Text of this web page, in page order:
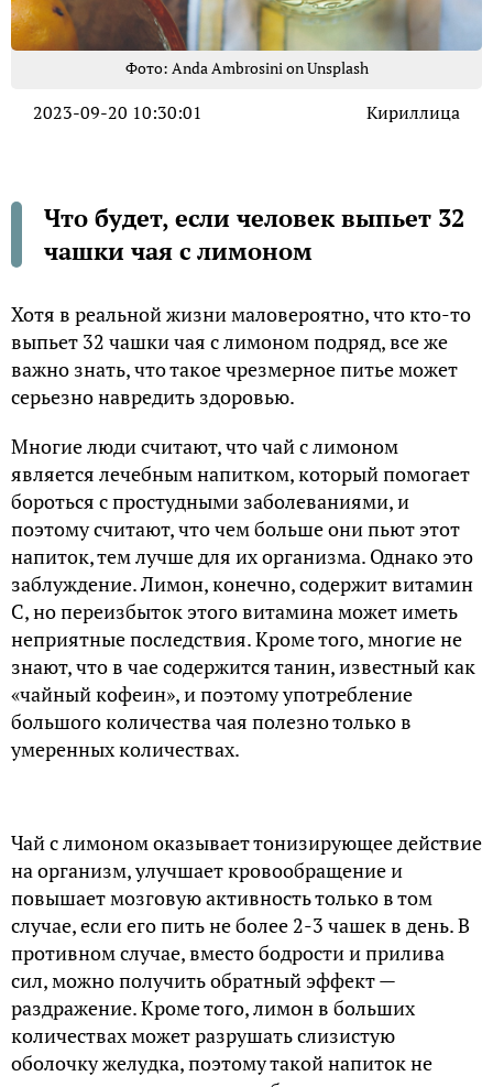
Фото: Anda Ambrosini on Unsplash
2023-09-20 10:30:01 Кириллица
Что будет, если человек выпьет 32
чашки чая с лимоном
Хотя в реальной жизни маловероятно, что кто-то
выпьет 32 чашки чая с лимоном подряд, все же
важно знать, что такое чрезмерное питье может
серьезно навредить здоровью.
Многие люди считают, что чай с лимоном
является лечебным напитком, который помогает
бороться с простудными заболеваниями, и
поэтому считают, что чем больше они пьют этот
напиток, тем лучше для их организма. Однако это
заблуждение. Лимон, конечно, содержит витамин
С, но переизбыток этого витамина может иметь
неприятные последствия. Кроме того, многие не
знают, что в чае содержится танин, известный как
«чайный кофеин», и поэтому употребление
большого количества чая полезно только в
умеренных количествах.
Чай с лимоном оказывает тонизирующее действие
на организм, улучшает кровообращение и
повышает мозговую активность только в том
случае, если его пить не более 2-3 чашек в день. В
противном случае, вместо бодрости и прилива
сил, можно получить обратный эффект —
раздражение. Кроме того, лимон в больших
количествах может разрушать слизистую
оболочку желудка, поэтому такой напиток не